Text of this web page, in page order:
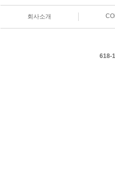
회사소개
618-